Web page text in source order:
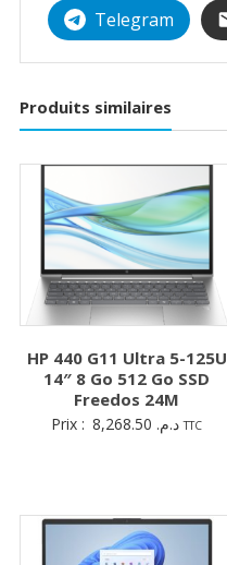
Telegram
Produits similaires
HP 440 G11 Ultra 5-125U
14″ 8 Go 512 Go SSD
Freedos 24M
Prix : د.م. TTC